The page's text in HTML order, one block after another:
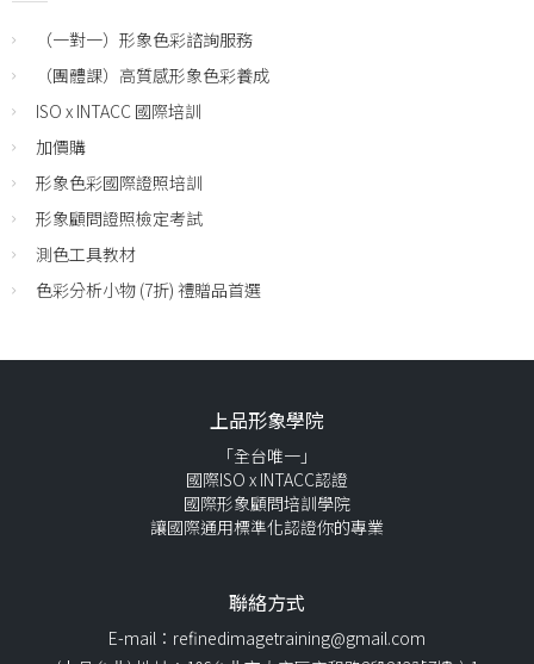
（一對一）形象色彩諮詢服務
（團體課）高質感形象色彩養成
ISO x INTACC 國際培訓
加價購
形象色彩國際證照培訓
形象顧問證照檢定考試
測色工具教材
色彩分析小物 (7折) 禮贈品首選
上品形象學院
「全台唯一」
國際ISO x INTACC認證
國際形象顧問培訓學院
讓國際通用標準化認證你的專業
聯絡方式
E-mail：refinedimagetraining@gmail.com